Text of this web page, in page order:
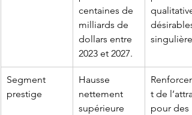
centaines de
milliards de
dollars entre
2023 et 2027.
Segment
prestige
Hausse
nettement
supérieure
t de
pour des